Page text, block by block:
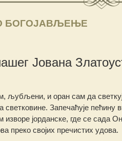
БОГОЈАВЉЕЊЕ
Јована
љубљени, и оран сам да
светковине. Запечаћује пећину
јорданске, где се сада
преко својих пречистих удова.